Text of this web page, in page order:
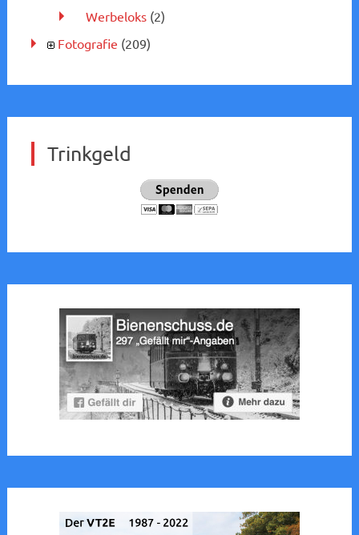
Werbeloks(2)
Fotografie (209)
Trinkgeld